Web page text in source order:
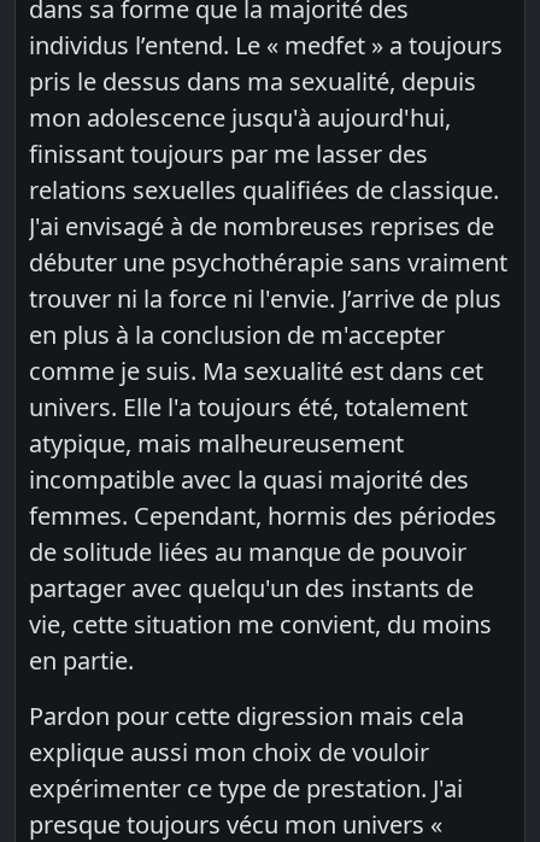
dans sa forme que la majorité des
individus l’entend. Le « medfet » a toujours
pris le dessus dans ma sexualité, depuis
mon adolescence jusqu'à aujourd'hui,
finissant toujours par me lasser des
relations sexuelles qualifiées de classique.
J'ai envisagé à de nombreuses reprises de
débuter une psychothérapie sans vraiment
trouver ni la force ni l'envie. J’arrive de plus
en plus à la conclusion de m'accepter
comme je suis. Ma sexualité est dans cet
univers. Elle l'a toujours été, totalement
atypique, mais malheureusement
incompatible avec la quasi majorité des
femmes. Cependant, hormis des périodes
de solitude liées au manque de pouvoir
partager avec quelqu'un des instants de
vie, cette situation me convient, du moins
en partie.
Pardon pour cette digression mais cela
explique aussi mon choix de vouloir
expérimenter ce type de prestation. J'ai
presque toujours vécu mon univers «